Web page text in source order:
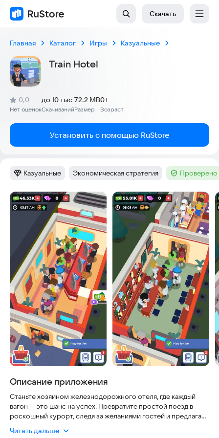
Скачать
Главная Каталог Игры Казуальные
Train Hotel
Рейтинг:
0,0
(
Нет оценок
)
Скачиваний
до 10 тыс
Размер
72.2 MB
Возраст
0+
Установить с помощью RuStore
Категория:
Казуальные Тег:
Экономическая стратегия Тег :Проверено
Скриншоты
Описание приложения
Станьте хозяином железнодорожного отеля, где каждый
вагон — это шанс на успех. Превратите простой поезд в
роскошный курорт, следя за желаниями гостей и предлагая
Читать дальше